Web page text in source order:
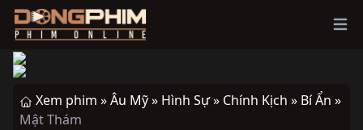
Xem phim »Âu Mỹ » Hình Sự » Chính Kịch » Bí Ẩn »
Mật Thám